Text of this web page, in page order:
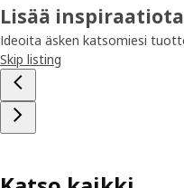
Lisää
Ideoita äsken katsomiesi
Skip listing